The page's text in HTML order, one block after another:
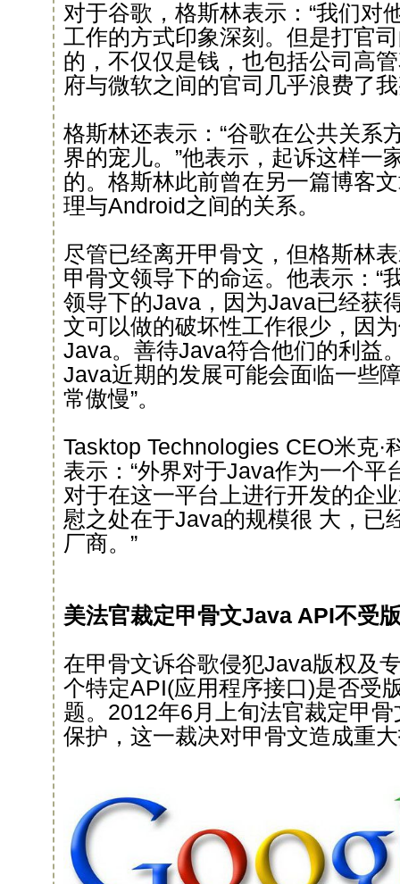
对于谷歌，格斯林表示：“我们对
工作的方式印象深刻。但是打官
的，不仅仅是钱，也包括公司高
府与微软之间的官司几乎浪费了
格斯林还表示：“谷歌在公共关系
界的宠儿。”他表示，起诉这样一
的。格斯林此前曾在另一篇博客
理与Android之间的关系。
尽管已经离开甲骨文，但格斯林
甲骨文领导下的命运。他表示：“
领导下的Java，因为Java已经获
文可以做的破坏性工作很少，因
Java。善待Java符合他们的利益
Java近期的发展可能会面临一些
常傲慢”。
Tasktop Technologies CEO米克·
表示：“外界对于Java作为一个平
对于在这一平台上进行开发的企
慰之处在于Java的规模很 大，已
厂商。”
美法官裁定甲骨文Java API不受
在甲骨文诉谷歌侵犯Java版权及
个特定API(应用程序接口)是否受
题。2012年6月上旬法官裁定甲
保护，这一裁决对甲骨文造成重